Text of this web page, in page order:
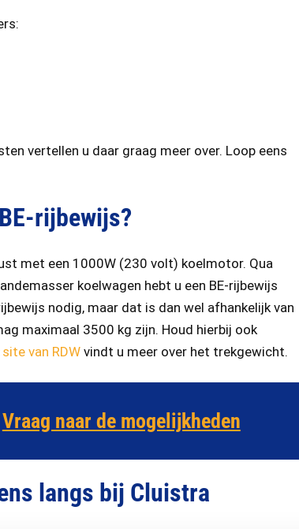
vertellen u daar graag meer over. Loop eens
rijbewijs?
met een 1000W (230 volt) koelmotor. Qua
koelwagen hebt u een BE-rijbewijs
nodig, maar dat is dan wel afhankelijk van
maximaal 3500 kg zijn. Houd hierbij ook
site van RDW vindt u meer over het trekgewicht.
Vraag naar de mogelijkheden
langs bij Cluistra